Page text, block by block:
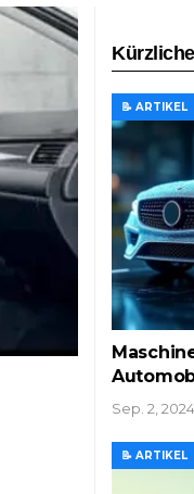
📝 ARTIKEL
Sep. 2, 2024
📝 ARTIKEL